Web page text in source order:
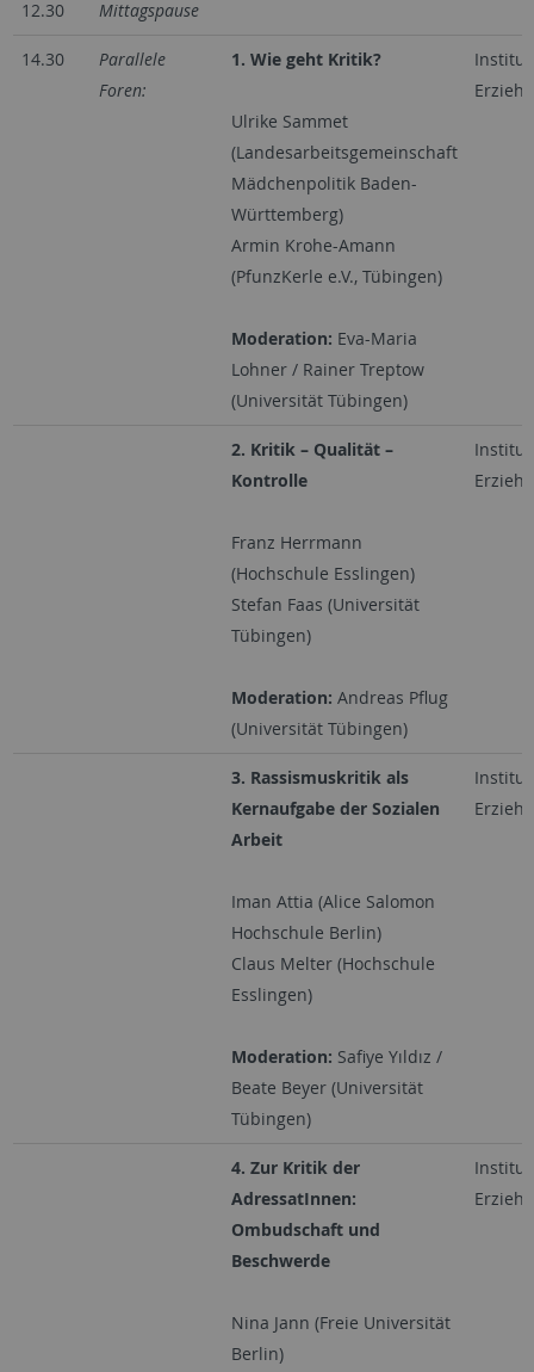
12.30 Mittagspause
14.30
Parallele
Foren:
1. Wie geht Kritik?
Ulrike Sammet
(Landesarbeitsgemeinschaft
Mädchenpolitik Baden-
Württemberg)
Armin Krohe-Amann
(PfunzKerle e.V., Tübingen)
Moderation: Eva-Maria
Lohner / Rainer Treptow
(Universität Tübingen)
2. Kritik – Qualität –
Kontrolle
Franz Herrmann
(Hochschule Esslingen)
Stefan Faas (Universität
Tübingen)
Moderation: Andreas Pflug
(Universität Tübingen)
3. Rassismuskritik als
Kernaufgabe der Sozialen
Arbeit
Iman Attia (Alice Salomon
Hochschule Berlin)
Claus Melter (Hochschule
Esslingen)
Moderation: Safiye Yıldız /
Beate Beyer (Universität
Tübingen)
4. Zur Kritik der
AdressatInnen:
Ombudschaft und
Beschwerde
Nina Jann (Freie Universität
Berlin)